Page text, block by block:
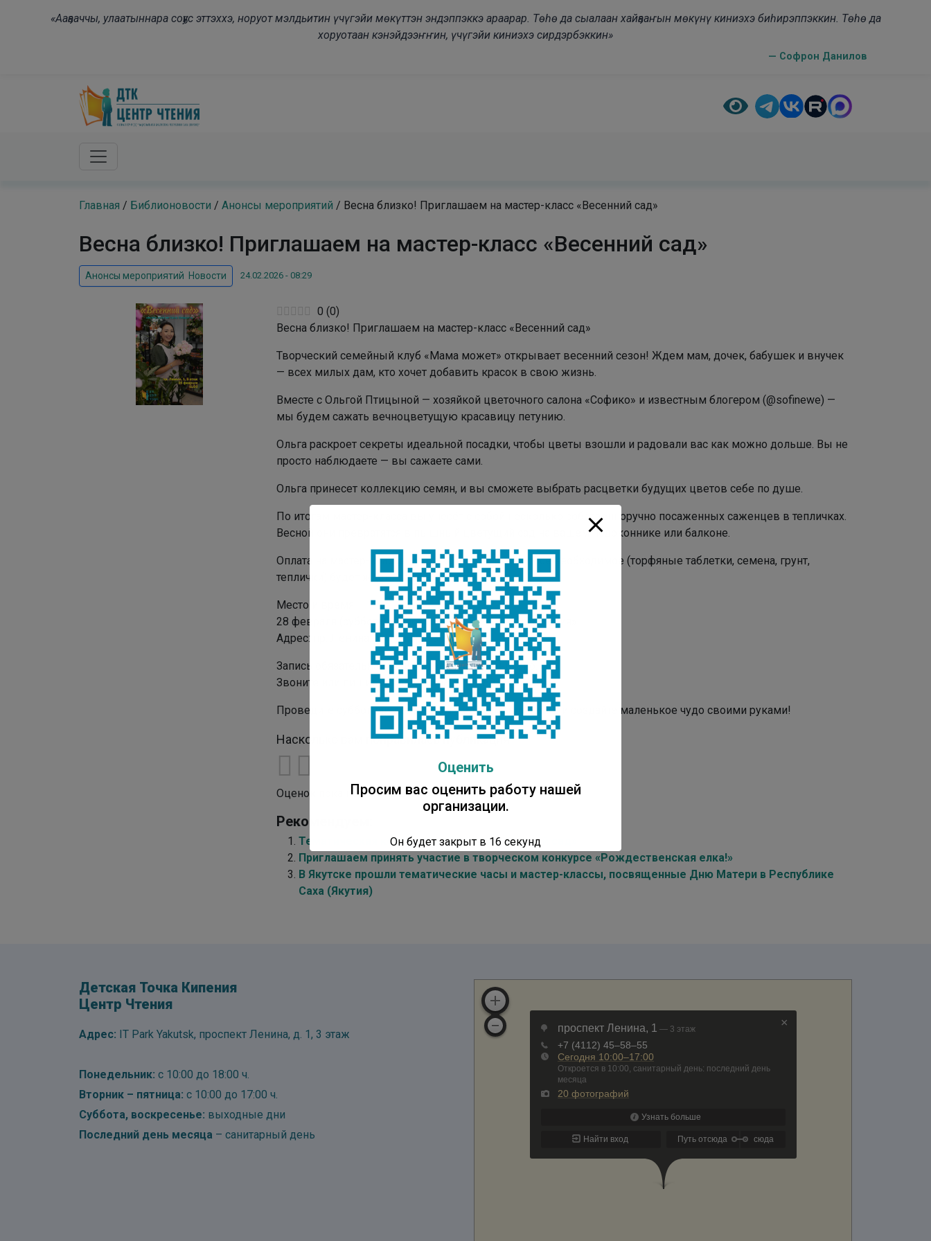
«Ааҕааччы, улаатыннара соҕус эттэххэ, норуот мэлдьитин үчүгэйи мөкүттэн эндэппэккэ араарар. Төһө да сыалаан хайҕааҥын мөкүнү киниэхэ биһирэппэккин. Төһө да
хоруотаан кэнэйдээҥҥин, үчүгэйи киниэхэ сирдэрбэккин»
— Софрон Данилов
Главная / Библионовости / Анонсы мероприятий / Весна близко! Приглашаем на мастер-класс «Весенний сад»
Весна близко! Приглашаем на мастер-класс «Весенний сад»
Анонсы мероприятий Новости 24.02.2026 - 08:29
0 (0)
Весна близко! Приглашаем на мастер-класс «Весенний сад»
Творческий семейный клуб «Мама может» открывает весенний сезон! Ждем мам, дочек, бабушек и внучек
— всех милых дам, кто хочет добавить красок в свою жизнь.
Вместе с Ольгой Птицыной — хозяйкой цветочного салона «Софико» и известным блогером (@sofinewe) —
мы будем сажать вечноцветущую красавицу петунию.
Ольга раскроет секреты идеальной посадки, чтобы цветы взошли и радовали вас как можно дольше. Вы не
просто наблюдаете — вы сажаете сами.
Ольга принесет коллекцию семян, и вы сможете выбрать расцветки будущих цветов себе по душе.
По итогам мастер-класса вы унесёт с собой несколько собственноручно посаженных саженцев в тепличках.
Весной они превратятся в пышный цветущий сад на вашем подоконнике или балконе.
Оплата на мастер-классе – только за материалы. Все необходимое (торфяные таблетки, семена, грунт,
теплички) будет ждать вас на мастер-классе.
Место и время:
28 февраля (суббота) в библиотеке «ДТК – Центр чтения».
Адрес: пр. Ленина, 1, ИТ-парк, 3 этаж.
Запись обязательна. Количество мест ограничено.
Звоните или пишите в MAX / WhatsApp: 89143011515
Проведите субботний день в кругу единомышленниц и создайте маленькое чудо своими руками!
Насколько вам понравилась публикация?
Оценок пока нет. Поставьте оценку первым.
Рекомендуем:
Тематическая коллекция «Любимый детский сад»
Приглашаем принять участие в творческом конкурсе «Рождественская елка!»
В Якутске прошли тематические часы и мастер-классы, посвященные Дню Матери в Республике
Саха (Якутия)
Детская Точка Кипения
Центр Чтения
Адрес: IT Park Yakutsk, проспект Ленина, д. 1, 3 этаж
Понедельник: с 10:00 до 18:00 ч.
Вторник – пятница: с 10:00 до 17:00 ч.
Суббота, воскресенье: выходные дни
Последний день месяца – санитарный день
Оценить
Просим вас оценить работу нашей
организации.
Он будет закрыт в 16 секунд